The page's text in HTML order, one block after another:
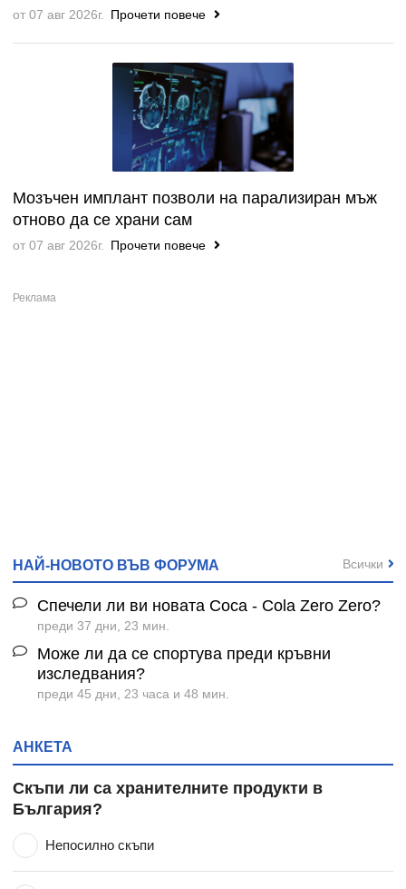
от 07 авг 2026г. Прочети повече
Мозъчен имплант позволи на парализиран мъж
отново да се храни сам
от 07 авг 2026г. Прочети повече
НАЙ-НОВОТО ВЪВ ФОРУМА
Спечели ли ви новата Coca - Cola Zero Zero?
преди 37 дни, 23 мин.
Може ли да се спортува преди кръвни
изследвания?
преди 45 дни, 23 часа и 48 мин.
Всички
АНКЕТА
Скъпи ли са хранителните продукти в
България?
Непосилно скъпи